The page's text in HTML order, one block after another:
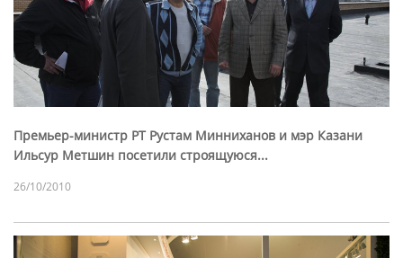
Премьер-министр РТ Рустам Минниханов и мэр Казани
Ильсур Метшин посетили строящуюся...
26/10/2010